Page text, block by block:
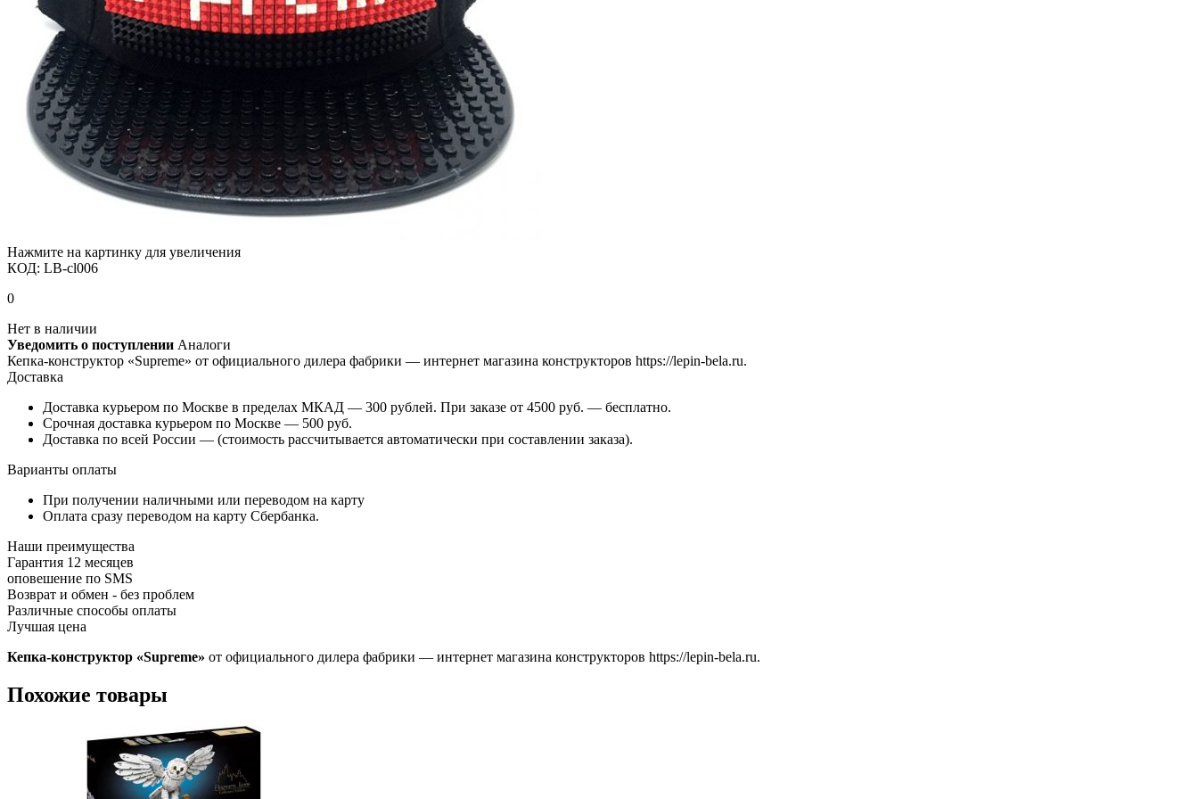
Нажмите на картинку для увеличения
КОД: LB-cl006
0
Нет в наличии
Уведомить о поступлении Аналоги
Кепка-конструктор «Supreme» от официального дилера фабрики — интернет магазина конструкторов https://lepin-bela.ru.
Доставка
Доставка курьером по Москве в пределах МКАД — 300 рублей. При заказе от 4500 руб. — бесплатно.
Срочная доставка курьером по Москве — 500 руб.
Доставка по всей России — (стоимость рассчитывается автоматически при составлении заказа).
Варианты оплаты
При получении наличными или переводом на карту
Оплата сразу переводом на карту Сбербанка.
Наши преимущества
Гарантия 12 месяцев
оповешение по SMS
Возврат и обмен - без проблем
Различные способы оплаты
Лучшая цена
Кепка-конструктор «Supreme» от официального дилера фабрики — интернет магазина конструкторов https://lepin-bela.ru.
Похожие товары